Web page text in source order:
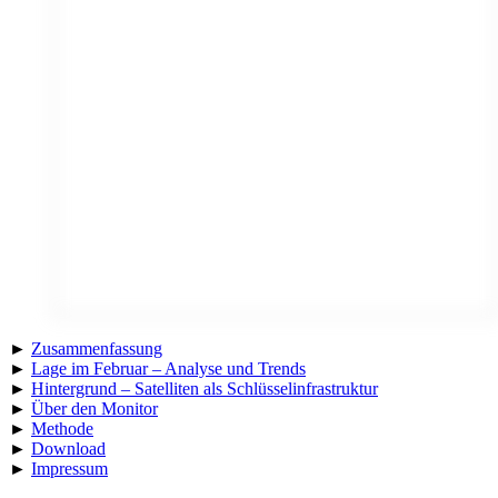
► Zusammenfassung
► Lage im Februar – Analyse und Trends
► Hintergrund – Satelliten als Schlüsselinfrastruktur
► Über den Monitor
► Methode
► Download
► Impressum